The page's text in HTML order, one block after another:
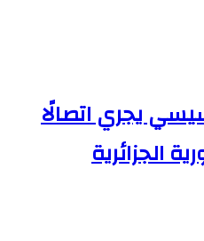
يجري اتصالًا
الجزائرية